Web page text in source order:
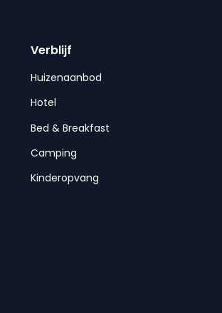
Verblijf
Huizenaanbod
Hotel
Bed & Breakfast
Camping
Kinderopvang